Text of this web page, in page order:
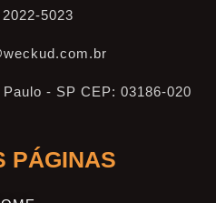
5023
- SP CEP: 03186-020
PÁGINAS